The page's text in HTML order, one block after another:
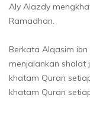
Aly Alazdy
Ramadhan.
Berkata Alqasim
menjalankan shalat
khatam Quran
khatam Quran